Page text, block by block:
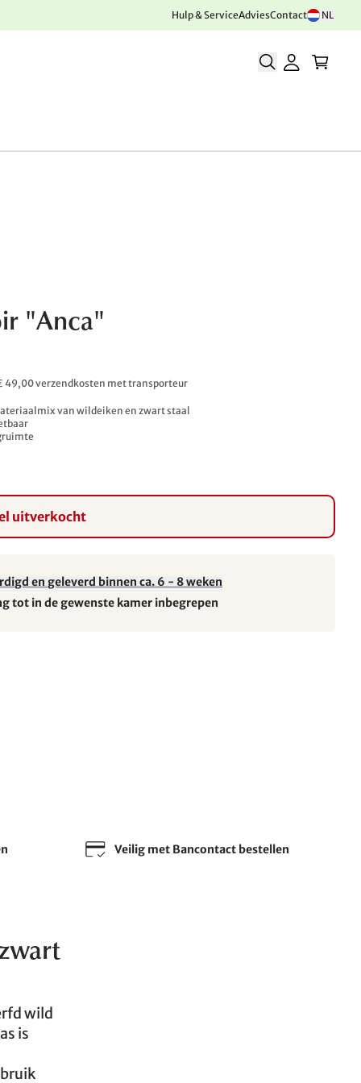
Hulp & ServiceAdviesContact NL
"Anca"
49,00 verzendkosten met transporteur
van wildeiken en zwart staal
uitverkocht
en geleverd binnen ca. 6 - 8 weken
tot in de gewenste kamer inbegrepen
Veilig met Bancontact bestellen
wild
is